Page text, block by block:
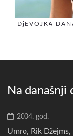
DjEVOJKA
Na današnji
2004. god.
Umro, Rik